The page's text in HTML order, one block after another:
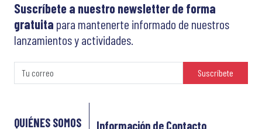
Suscríbete a nuestro newsletter de forma
gratuita para mantenerte informado de nuestros
lanzamientos y actividades.
Suscríbete
QUIÉNES SOMOS Información de Contacto